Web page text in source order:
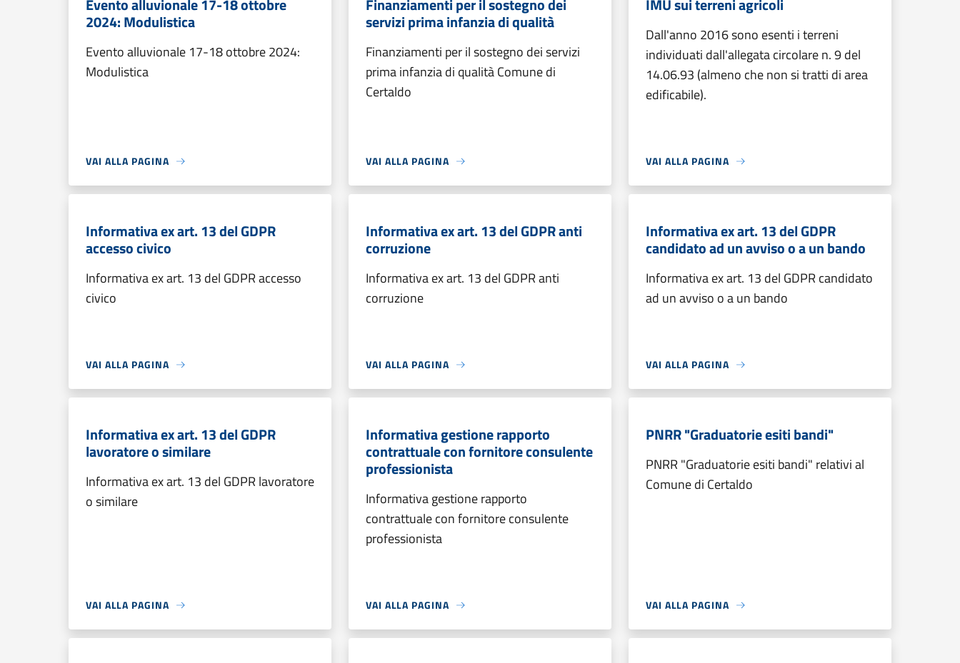
Evento alluvionale 17-18 ottobre
2024: Modulistica
Evento alluvionale 17-18 ottobre 2024:
Modulistica
VAI ALLA PAGINA
Finanziamenti per il sostegno dei
servizi prima infanzia di qualità
Finanziamenti per il sostegno dei servizi
prima infanzia di qualità Comune di
Certaldo
VAI ALLA PAGINA
IMU sui terreni agricoli
Dall'anno 2016 sono esenti i terreni
individuati dall'allegata circolare n. 9 del
14.06.93 (almeno che non si tratti di area
edificabile).
VAI ALLA PAGINA
Informativa ex art. 13 del GDPR
accesso civico
Informativa ex art. 13 del GDPR accesso
civico
VAI ALLA PAGINA
Informativa ex art. 13 del GDPR anti
corruzione
Informativa ex art. 13 del GDPR anti
corruzione
VAI ALLA PAGINA
Informativa ex art. 13 del GDPR
candidato ad un avviso o a un bando
Informativa ex art. 13 del GDPR candidato
ad un avviso o a un bando
VAI ALLA PAGINA
Informativa ex art. 13 del GDPR
lavoratore o similare
Informativa ex art. 13 del GDPR lavoratore
o similare
VAI ALLA PAGINA
Informativa gestione rapporto
contrattuale con fornitore consulente
professionista
Informativa gestione rapporto
contrattuale con fornitore consulente
professionista
VAI ALLA PAGINA
PNRR "Graduatorie esiti bandi"
PNRR "Graduatorie esiti bandi" relativi al
Comune di Certaldo
VAI ALLA PAGINA